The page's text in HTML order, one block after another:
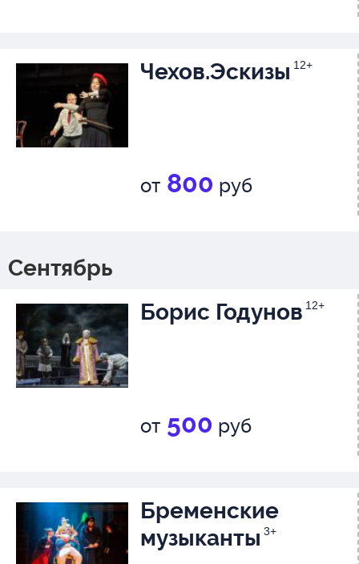
Чехов.Эскизы 12+
от 800 руб
Сентябрь
Борис Годунов 12+
от 500 руб
Бременские
музыканты 3+